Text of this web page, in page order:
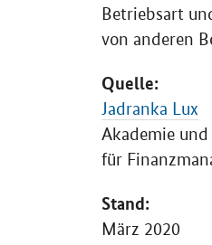
Betriebsart
von anderen
Quelle:
Jadranka Lux
Akademie
für
Stand:
März 2020